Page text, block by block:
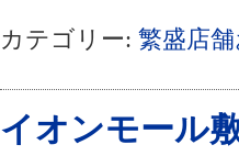
カテゴリー: 繁盛店
イオンモール